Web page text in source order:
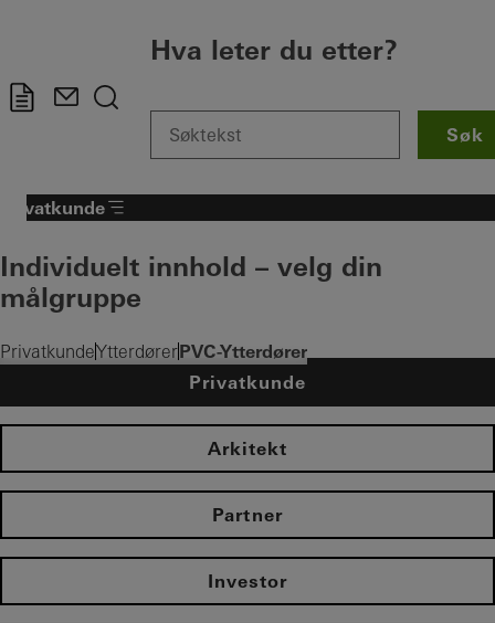
Hva leter du etter?
Søk
PrivatkundeYtterdørerPVC-Ytterdører
Privatkunde
Individuelt innhold – velg din
målgruppe
Privatkunde
Arkitekt
Partner
Investor